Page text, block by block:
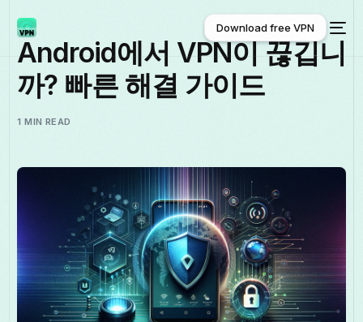
Download free VPN
Download free VPN
Android에서 VPN이 끊깁니
까? 빠른 해결 가이드
1 MIN READ